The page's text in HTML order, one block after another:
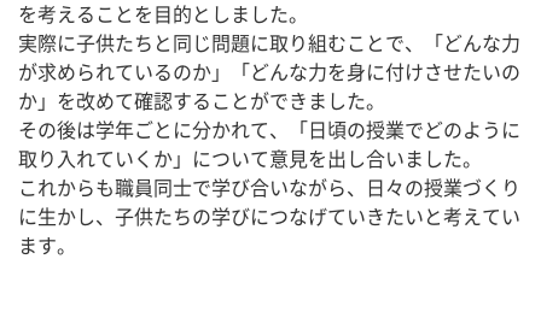
を考えることを目的としました。
実際に子供たちと同じ問題に取り組むことで、「どんな力
が求められているのか」「どんな力を身に付けさせたいの
か」を改めて確認することができました。
その後は学年ごとに分かれて、「日頃の授業でどのように
取り入れていくか」について意見を出し合いました。
これからも職員同士で学び合いながら、日々の授業づくり
に生かし、子供たちの学びにつなげていきたいと考えてい
ます。